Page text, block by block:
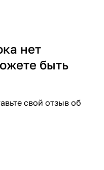
нет
быть
свой отзыв об